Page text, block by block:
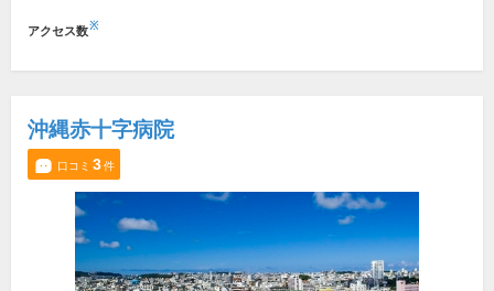
アクセス数※
沖縄赤十字病院
口コミ 3件